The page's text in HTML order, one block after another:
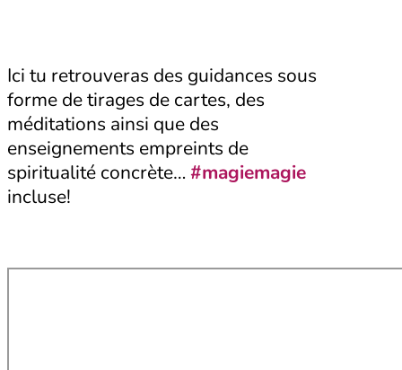
Ici tu retrouveras des guidances sous
forme de tirages de cartes, des
méditations ainsi que des
enseignements empreints de
spiritualité concrète… #magiemagie
incluse!